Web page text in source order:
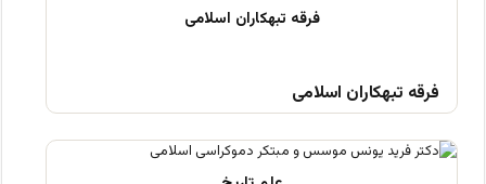
فرقه تبهکاران اسلامی